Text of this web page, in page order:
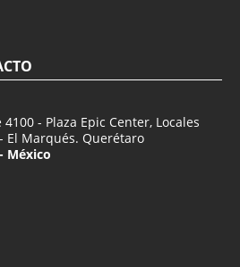
- Plaza Epic Center, Locales
El Marqués. Querétaro
México